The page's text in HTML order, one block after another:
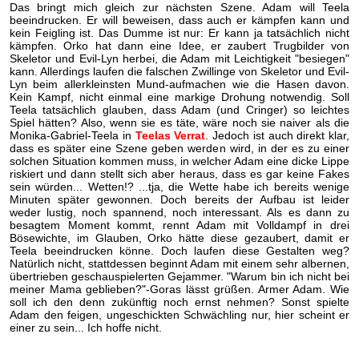
Das bringt mich gleich zur nächsten Szene. Adam will Teela
beeindrucken. Er will beweisen, dass auch er kämpfen kann und
kein Feigling ist. Das Dumme ist nur: Er kann ja tatsächlich nicht
kämpfen. Orko hat dann eine Idee, er zaubert Trugbilder von
Skeletor und Evil-Lyn herbei, die Adam mit Leichtigkeit "besiegen"
kann. Allerdings laufen die falschen Zwillinge von Skeletor und Evil-
Lyn beim allerkleinsten Mund-aufmachen wie die Hasen davon.
Kein Kampf, nicht einmal eine markige Drohung notwendig. Soll
Teela tatsächlich glauben, dass Adam (und Cringer) so leichtes
Spiel hätten? Also, wenn sie es täte, wäre noch sie naiver als die
Monika-Gabriel-Teela in Teelas Verrat. Jedoch ist auch direkt klar,
dass es später eine Szene geben werden wird, in der es zu einer
solchen Situation kommen muss, in welcher Adam eine dicke Lippe
riskiert und dann stellt sich aber heraus, dass es gar keine Fakes
sein würden... Wetten!? ...tja, die Wette habe ich bereits wenige
Minuten später gewonnen. Doch bereits der Aufbau ist leider
weder lustig, noch spannend, noch interessant. Als es dann zu
besagtem Moment kommt, rennt Adam mit Volldampf in drei
Bösewichte, im Glauben, Orko hätte diese gezaubert, damit er
Teela beeindrucken könne. Doch laufen diese Gestalten weg?
Natürlich nicht, stattdessen beginnt Adam mit einem sehr albernen,
übertrieben geschauspielerten Gejammer. "Warum bin ich nicht bei
meiner Mama geblieben?"-Goras lässt grüßen. Armer Adam. Wie
soll ich den denn zukünftig noch ernst nehmen? Sonst spielte
Adam den feigen, ungeschickten Schwächling nur, hier scheint er
einer zu sein... Ich hoffe nicht.